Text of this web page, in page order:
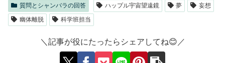
質問とシャンバラの回答 ハップル宇宙望遠鏡 夢
妄想
幽体離脱
科学班担当
＼記事が役にたったらシェアしてね😊／